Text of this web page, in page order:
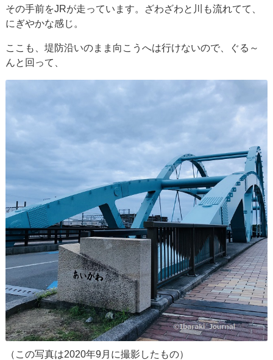
その手前をJRが走っています。ざわざわと川も流れてて、
にぎやかな感じ。
ここも、堤防沿いのまま向こうへは行けないので、ぐる～
んと回って、
（この写真は2020年9月に撮影したもの）